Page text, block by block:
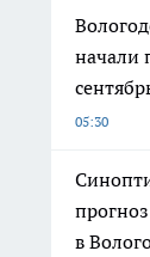
начали
05:30
в